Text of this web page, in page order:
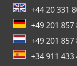
+44 20 331
+49 201 857
+49 201 857
+34 911 433